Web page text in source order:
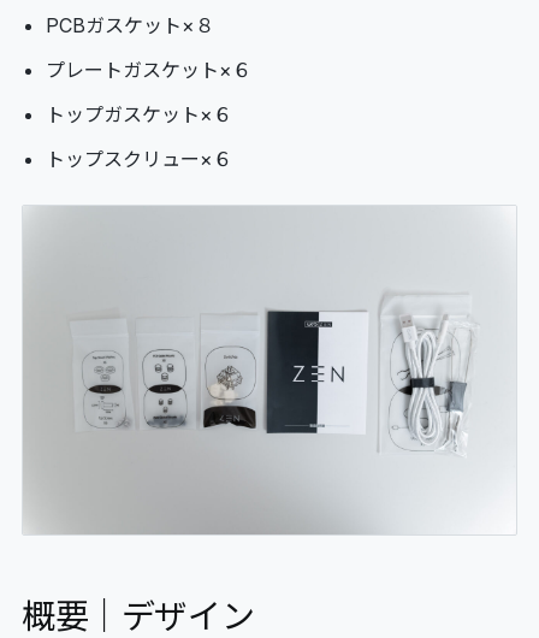
PCBガスケット×８
プレートガスケット×６
トップガスケット×６
トップスクリュー×６
概要｜デザイン